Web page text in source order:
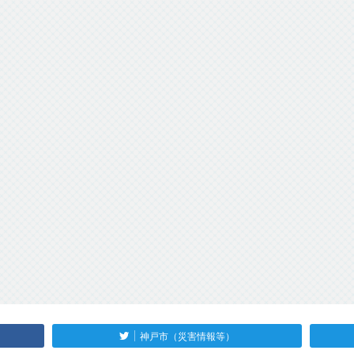
神戸市（災害情報等）